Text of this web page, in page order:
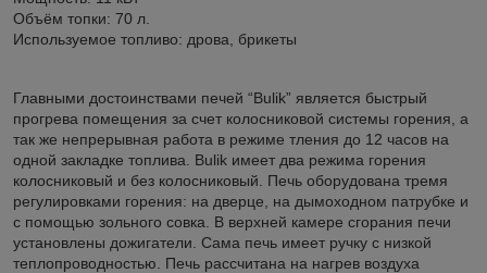
Объём топки: 70 л.
Используемое топливо: дрова, брикеты
Главными достоинствами печей “Bulik” является быстрый
прогрева помещения за счет колосниковой системы горения, а
так же непрерывная работа в режиме тления до 12 часов на
одной закладке топлива. Bulik имеет два режима горения
колосниковый и без колосниковый. Печь оборудована тремя
регулировками горения: на дверце, на дымоходном патрубке и
с помощью зольного совка. В верхней камере сгорания печи
установлены дожигатели. Сама печь имеет ручку с низкой
теплопроводностью. Печь рассчитана на нагрев воздуха